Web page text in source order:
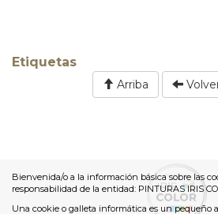
Etiquetas
Arriba
Bienvenida/o a la información básica sobre las
responsabilidad de la entidad: PINTURAS IRIS
Una cookie o galleta informática es un pequeño